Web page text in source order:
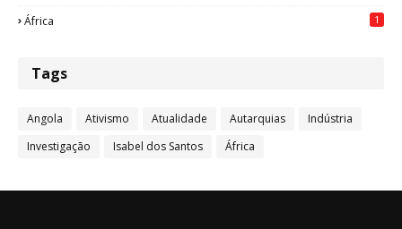
África 1
Tags
Angola Ativismo Atualidade Autarquias
Indústria
Investigação
Isabel dos Santos África